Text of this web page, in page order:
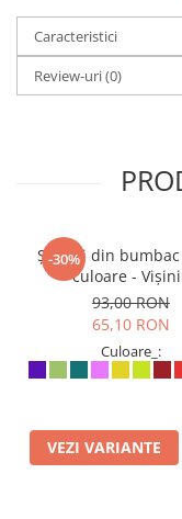
Caracteristici
Review-uri(0)
-30%
Șalvari din
culoare -
93,00 RON
65,10 RON
Culoare_:
VEZI VARIANTE